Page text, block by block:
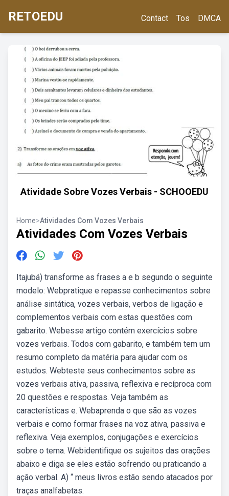
RETOEDU Contact Tos DMCA
Atividade Sobre Vozes Verbais - SCHOOEDU
Home>Atividades Com Vozes Verbais
Atividades Com Vozes Verbais
Itajubá) transforme as frases a e b segundo o seguinte
modelo: Webpratique e repasse conhecimentos sobre
análise sintática, vozes verbais, verbos de ligação e
complementos verbais com estas questões com
gabarito. Webesse artigo contém exercícios sobre
vozes verbais. Todos com gabarito, e também tem um
resumo completo da matéria para ajudar com os
estudos. Webteste seus conhecimentos sobre as
vozes verbais ativa, passiva, reflexiva e recíproca com
20 questões e respostas. Veja também as
características e. Webaprenda o que são as vozes
verbais e como formar frases na voz ativa, passiva e
reflexiva. Veja exemplos, conjugações e exercícios
sobre o tema. Webidentifique os sujeitos das orações
abaixo e diga se eles estão sofrendo ou praticando a
ação verbal. A) “ meus livros estão sendo atacados por
traças analfabetas.